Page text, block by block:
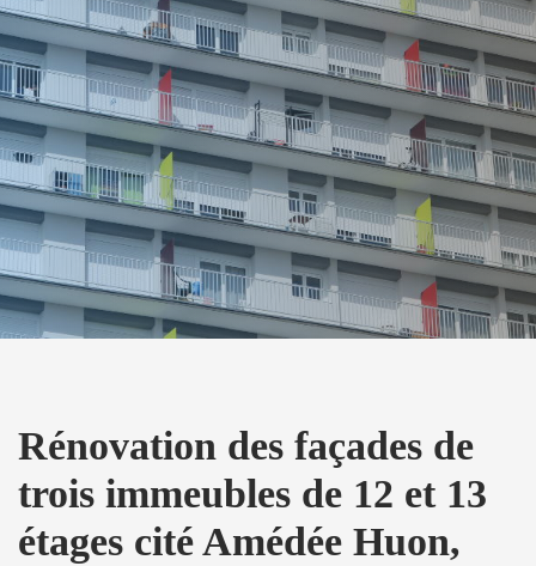
Rénovation des façades de
trois immeubles de 12 et 13
étages cité Amédée Huon,